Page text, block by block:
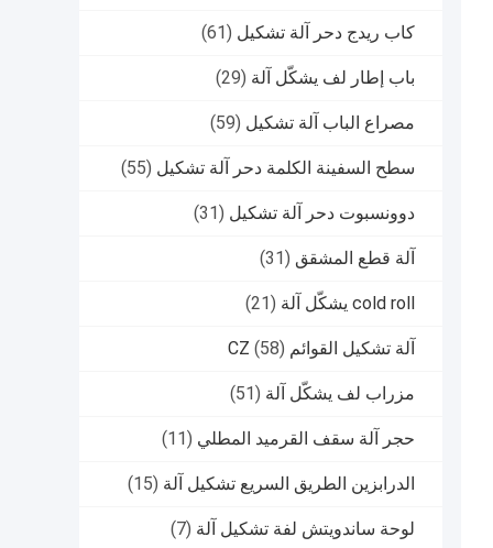
كاب ريدج دحر آلة تشكيل (61)
باب إطار لف يشكّل آلة (29)
مصراع الباب آلة تشكيل (59)
سطح السفينة الكلمة دحر آلة تشكيل (55)
دوونسبوت دحر آلة تشكيل (31)
آلة قطع المشقق (31)
cold roll يشكّل آلة (21)
آلة تشكيل القوائم CZ (58)
مزراب لف يشكّل آلة (51)
حجر آلة سقف القرميد المطلي (11)
الدرابزين الطريق السريع تشكيل آلة (15)
لوحة ساندويتش لفة تشكيل آلة (7)